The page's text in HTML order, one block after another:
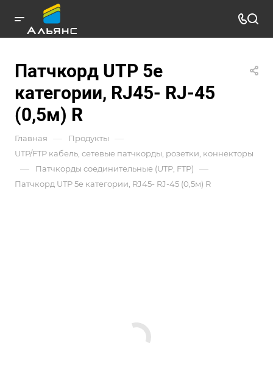
Патчкорд UTP 5e
категории, RJ45- RJ-45
(0,5м) R
Главная — Продукты —
UTP/FTP кабель, сетевые патчкорды, розетки, коннекторы
— Патчкорды соединительные (UTP, FTP) —
Патчкорд UTP 5e категории, RJ45- RJ-45 (0,5м) R